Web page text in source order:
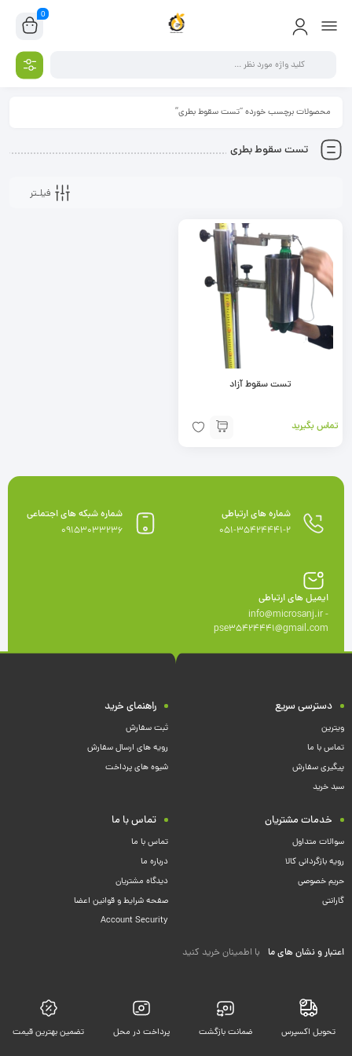
0
محصولات برچسب خورده “تست سقوط بطری”
تست سقوط بطری
فیلـتر
تست سقوط آزاد
تماس بگیرید
شماره های ارتباطی
051-35424441-2
شماره شبکه های اجتماعی
09153033236
ایمیل های ارتباطی
info@microsanj.ir -
pse35424441@gmail.com
دسترسی سریع
ویترین
تماس با ما
پیگیری سفارش
سبد خرید
راهنمای خرید
ثبت سفارش
رویه های ارسال سفارش
شیوه های پرداخت
خدمات مشتریان
سوالات متداول
رویه بازگردانی کالا
حریم خصوصی
گارانتی
تماس با ما
تماس با ما
درباره ما
دیدگاه مشتریان
صفحه شرایط و قوانین اعضا
Account Security
اعتبار و نشان های ما با اطمینان خرید کنید
تحویل اکسپرس ضمانت بازگشت پرداخت در محل تضمین بهترین قیمت